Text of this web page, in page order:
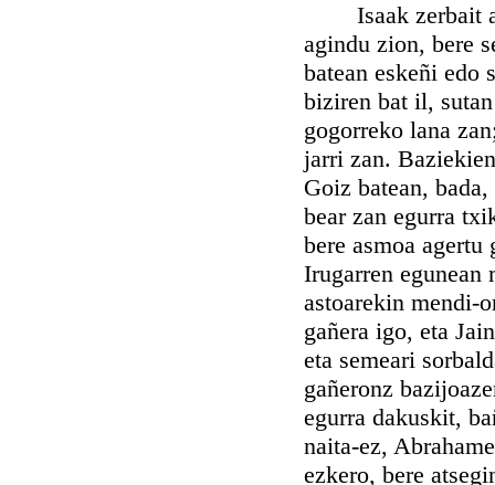
Isaak zerbait
agindu zion, bere
batean eskeñi edo
biziren bat il,
gogorreko lana
jarri zan.
Goiz batean,
bear zan egurra
bere asmoa
Irugarren egunean
astoarekin mendi-
gañera igo, eta
eta semeari
gañeronz
egurra dakuskit,
naita-ez,
ezkero, bere